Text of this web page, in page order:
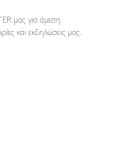
μας για άμεση
και εκδηλώσεις μας.